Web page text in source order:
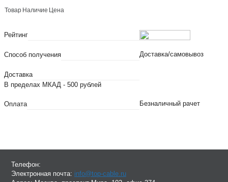
Товар Наличие Цена
Рейтинг
Способ получения Доставка/самовывоз
Доставка
В пределах МКАД - 500 рублей
Оплата Безналичный рачет
Телефон:
Электронная почта: info@top-cable.ru